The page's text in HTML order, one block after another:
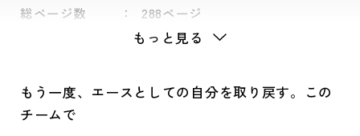
総ページ数 288ページ
もっと見る
もう一度、エースとしての自分を取り戻す。この
チームで